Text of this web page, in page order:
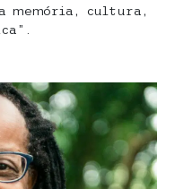
memória, cultura,